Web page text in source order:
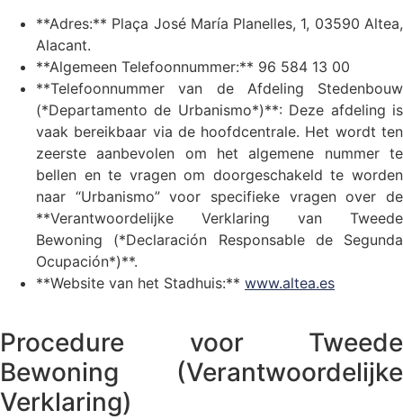
**Adres:** Plaça José María Planelles, 1, 03590 Altea,
Alacant.
**Algemeen Telefoonnummer:** 96 584 13 00
**Telefoonnummer van de Afdeling Stedenbouw
(*Departamento de Urbanismo*)**: Deze afdeling is
vaak bereikbaar via de hoofdcentrale. Het wordt ten
zeerste aanbevolen om het algemene nummer te
bellen en te vragen om doorgeschakeld te worden
naar “Urbanismo” voor specifieke vragen over de
**Verantwoordelijke Verklaring van Tweede
Bewoning (*Declaración Responsable de Segunda
Ocupación*)**.
**Website van het Stadhuis:** www.altea.es
Procedure voor Tweede
Bewoning (Verantwoordelijke
Verklaring)